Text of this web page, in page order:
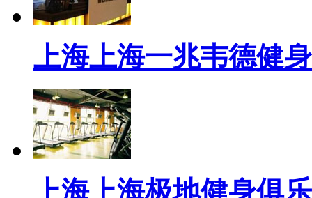
上海上海一兆韦德健
上海上海极地健身俱